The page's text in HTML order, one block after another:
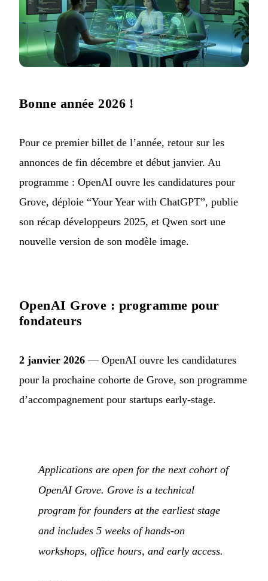
Bonne année 2026 !
Pour ce premier billet de l’année, retour sur les
annonces de fin décembre et début janvier. Au
programme : OpenAI ouvre les candidatures pour
Grove, déploie “Your Year with ChatGPT”, publie
son récap développeurs 2025, et Qwen sort une
nouvelle version de son modèle image.
OpenAI Grove : programme pour
fondateurs
2 janvier 2026 — OpenAI ouvre les candidatures
pour la prochaine cohorte de Grove, son programme
d’accompagnement pour startups early-stage.
Applications are open for the next cohort of
OpenAI Grove. Grove is a technical
program for founders at the earliest stage
and includes 5 weeks of hands-on
workshops, office hours, and early access.